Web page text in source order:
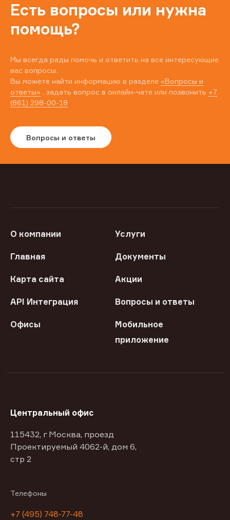
Есть вопросы или нужна
помощь?
Мы всегда рады помочь и ответить на все интересующие
вас вопросы.
Вы можете найти информацию в разделе «Вопросы и
ответы» , задать вопрос в онлайн-чате или позвонить +7
(861) 298-00-18
Вопросы и ответы
О компании Услуги
Главная Документы
Карта сайта Акции
API Интеграция Вопросы и ответы
Офисы
Мобильное
приложение
Центральный офис
115432, г Москва, проезд
Проектируемый 4062-й, дом 6,
стр 2
Телефоны
+7 (495) 748-77-48